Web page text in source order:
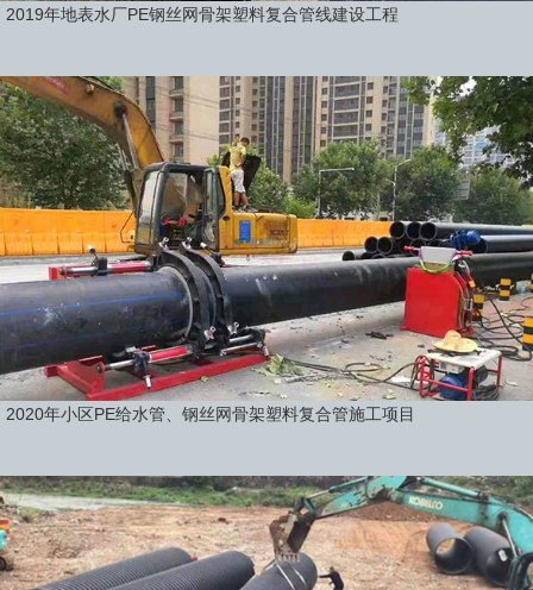
2019年地表水厂PE钢丝网骨架塑料复合管线建设工程
2020年小区PE给水管、钢丝网骨架塑料复合管施工项目